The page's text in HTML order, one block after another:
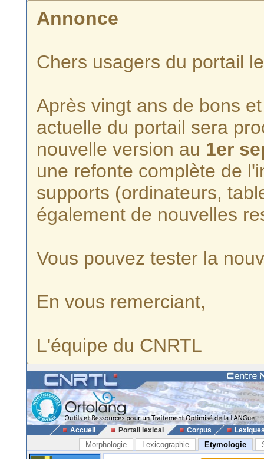
Annonce
Chers usagers du portail
Après vingt ans de bons
actuelle du portail sera
nouvelle version au 1er
une refonte complète de
supports (ordinateurs,
également de nouvelles
Vous pouvez tester la
En vous remerciant,
L'équipe du CNRTL
Accueil Portail lexical Corpus
Morphologie Lexicographie Etymologie